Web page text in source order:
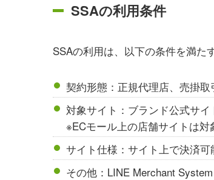
SSAの利用条件
SSAの利用は、以下の条件を満た
契約形態：正規代理店、売掛
対象サイト：ブランド公式サ
※ECモール上の店舗サイトは対
サイト仕様：サイト上で決済
その他：LINE Merchant